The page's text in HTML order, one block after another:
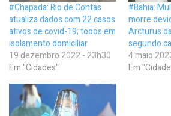
#Chapada: Rio de Contas
atualiza dados com 22 casos
ativos de covid-19; todos em
isolamento domiciliar
19 dezembro 2022 - 23h30
Em "Cidades"
#Bahia:
morre
Arcturus
segundo
4 maio
Em